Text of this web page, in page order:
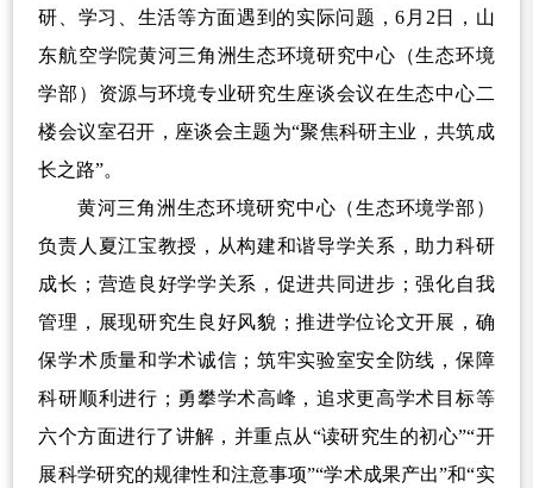
研、学习、生活等方面遇到的实际问题，6月2日，山
东航空学院黄河三角洲生态环境研究中心（生态环境
学部） 资源与环境专业研究生座谈会议在生态中心二
楼会议室召开，座谈会主题为“聚焦科研主业，共筑成
长之路”。
黄河三角洲生态环境研究中心（生态环境学部）
负责人 夏江宝教授，从构建和谐导学关系，助力科研
成长；营造良好学学关系，促进共同进步；强化自我
管理，展现研究生良好风貌；推进学位论文开展，确
保学术质量和学术诚信；筑牢实验室安全防线，保障
科研顺利进行；勇攀学术高峰，追求更高学术目标等
六个方面进行了讲解，并重点从“读研究生的初心”“开
展科学研究的规律性和注意事项”“学术成果产出”和“实